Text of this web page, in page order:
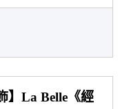
】La Belle《經